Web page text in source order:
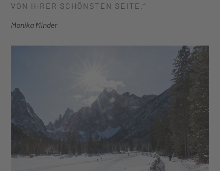
VON IHRER SCHÖNSTEN SEITE.“
Monika Minder